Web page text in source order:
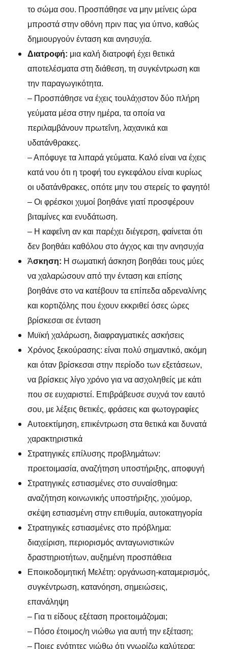
το σώμα σου. Προσπάθησε να μην μείνεις ώρα
μπροστά στην οθόνη πριν πας για ύπνο, καθώς
δημιουργούν ένταση και ανησυχία.
Διατροφή: μια καλή διατροφή έχει θετικά
αποτελέσματα στη διάθεση, τη συγκέντρωση και
την παραγωγικότητα.
– Προσπάθησε να έχεις τουλάχιστον δύο πλήρη
γεύματα μέσα στην ημέρα, τα οποία να
περιλαμβάνουν πρωτεΐνη, λαχανικά και
υδατάνθρακες.
– Απόφυγε τα λιπαρά γεύματα. Καλό είναι να έχεις
κατά νου ότι η τροφή του εγκεφάλου είναι κυρίως
οι υδατάνθρακες, οπότε μην του στερείς το φαγητό!
– Οι φρέσκοι χυμοί βοηθάνε γιατί προσφέρουν
βιταμίνες και ενυδάτωση.
– Η καφεΐνη αν και παρέχει διέγερση, φαίνεται ότι
δεν βοηθάει καθόλου στο άγχος και την ανησυχία
Άσκηση: Η σωματική άσκηση βοηθάει τους μύες
να χαλαρώσουν από την ένταση και επίσης
βοηθάνε στο να κατέβουν τα επίπεδα αδρεναλίνης
και κορτιζόλης που έχουν εκκριθεί όσες ώρες
βρίσκεσαι σε ένταση
Μυϊκή χαλάρωση, διαφραγματικές ασκήσεις
Χρόνος ξεκούρασης: είναι πολύ σημαντικό, ακόμη
και όταν βρίσκεσαι στην περίοδο των εξετάσεων,
να βρίσκεις λίγο χρόνο για να ασχοληθείς με κάτι
που σε ευχαριστεί. Επιβράβευσε συχνά τον εαυτό
σου, με λέξεις θετικές, φράσεις και φωτογραφίες
Αυτοεκτίμηση, επικέντρωση στα θετικά και δυνατά
χαρακτηριστικά
Στρατηγικές επίλυσης προβλημάτων:
προετοιμασία, αναζήτηση υποστήριξης, αποφυγή
Στρατηγικές εστιασμένες στο συναίσθημα:
αναζήτηση κοινωνικής υποστήριξης, χιούμορ,
σκέψη εστιασμένη στην επιθυμία, αυτοκατηγορία
Στρατηγικές εστιασμένες στο πρόβλημα:
διαχείριση, περιορισμός ανταγωνιστικών
δραστηριοτήτων, αυξημένη προσπάθεια
Εποικοδομητική Μελέτη: οργάνωση-καταμερισμός,
συγκέντρωση, κατανόηση, σημειώσεις,
επανάληψη
– Για τι είδους εξέταση προετοιμάζομαι;
– Πόσο έτοιμος/η νιώθω για αυτή την εξέταση;
– Ποιες ενότητες νιώθω ότι γνωρίζω καλύτερα;